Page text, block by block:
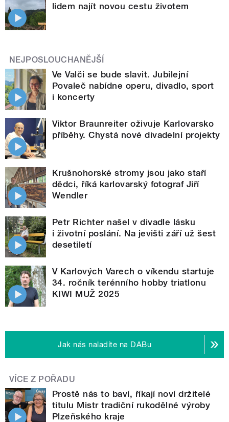
lidem najít novou cestu životem
NEJPOSLOUCHANĚJŠÍ
Ve Valči se bude slavit. Jubilejní
Povaleč nabídne operu, divadlo, sport
i koncerty
Viktor Braunreiter oživuje Karlovarsko
příběhy. Chystá nové divadelní projekty
Krušnohorské stromy jsou jako staří
dědci, říká karlovarský fotograf Jiří
Wendler
Petr Richter našel v divadle lásku
i životní poslání. Na jevišti září už šest
desetiletí
V Karlových Varech o víkendu startuje
34. ročník terénního hobby triatlonu
KIWI MUŽ 2025
Jak nás naladíte na DABu
VÍCE Z POŘADU
Prostě nás to baví, říkají noví držitelé
titulu Mistr tradiční rukodělné výroby
Plzeňského kraje